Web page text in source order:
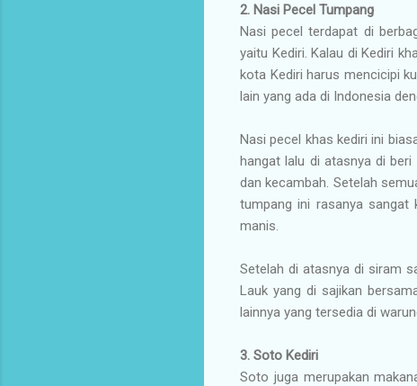
2. Nasi Pecel Tumpang
Nasi pecel terdapat di
yaitu Kediri. Kalau di Kediri
kota Kediri harus mencicipi
lain yang ada di Indonesia
Nasi pecel khas kediri ini
hangat lalu di atasnya di beri
dan kecambah. Setelah
tumpang ini rasanya sangat
manis.
Setelah di atasnya di siram
Lauk yang di sajikan
lainnya yang tersedia di
3. Soto Kediri
Soto juga merupakan